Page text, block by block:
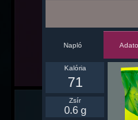
Napló
Kalória
71
Zsír
0.6 g